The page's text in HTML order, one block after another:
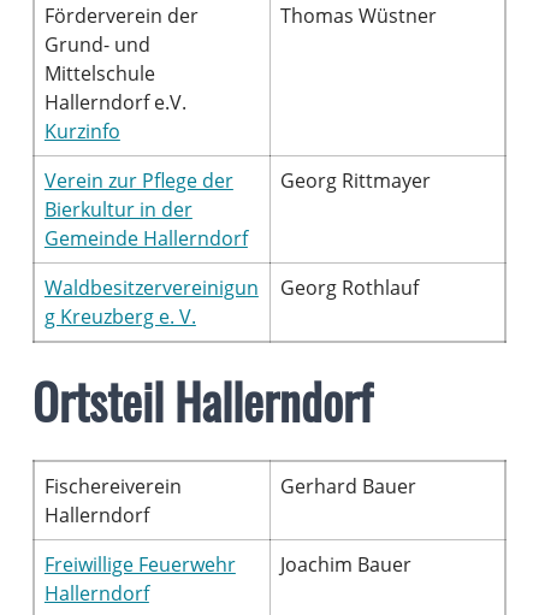
Förderverein der
Grund- und
Mittelschule
Hallerndorf e.V.
Kurzinfo
Thomas Wüstner
Verein zur Pflege der
Bierkultur in der
Gemeinde Hallerndorf
Georg Rittmayer
Waldbesitzervereinigun
g Kreuzberg e. V.
Georg Rothlauf
Ortsteil Hallerndorf
Fischereiverein
Hallerndorf
Gerhard Bauer
Freiwillige Feuerwehr
Hallerndorf
Joachim Bauer